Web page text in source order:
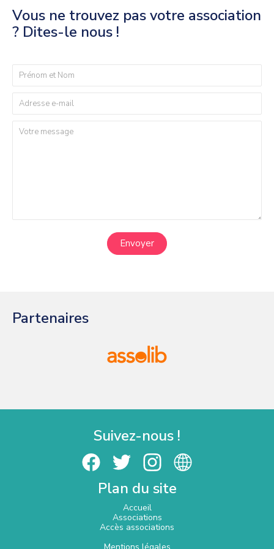
Vous ne trouvez pas votre association
? Dites-le nous !
Envoyer
Partenaires
Suivez-nous !
Plan du site
Accueil
Associations
Accès associations